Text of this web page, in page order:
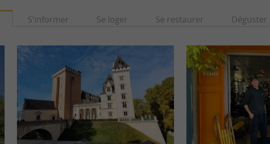
S'informer Se loger Se restaurer Déguster